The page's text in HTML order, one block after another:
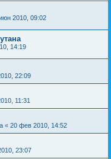
2010, 09:02
14:19
22:09
11:31
« 20 фев 2010, 14:52
23:07